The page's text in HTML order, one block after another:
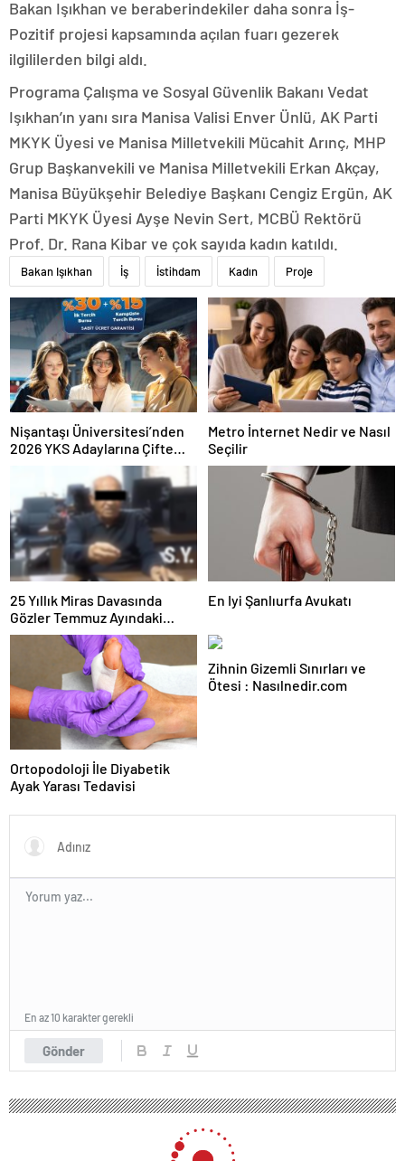
Bakan Işıkhan ve beraberindekiler daha sonra İş-
Pozitif projesi kapsamında açılan fuarı gezerek
ilgililerden bilgi aldı.
Programa Çalışma ve Sosyal Güvenlik Bakanı Vedat
Işıkhan’ın yanı sıra Manisa Valisi Enver Ünlü, AK Parti
MKYK Üyesi ve Manisa Milletvekili Mücahit Arınç, MHP
Grup Başkanvekili ve Manisa Milletvekili Erkan Akçay,
Manisa Büyükşehir Belediye Başkanı Cengiz Ergün, AK
Parti MKYK Üyesi Ayşe Nevin Sert, MCBÜ Rektörü
Prof. Dr. Rana Kibar ve çok sayıda kadın katıldı.
Bakan Işıkhan İş İstihdam Kadın Proje
Nişantaşı Üniversitesi’nden
2026 YKS Adaylarına Çifte
Güvence: Sabit Ücret ve
Kesintisiz Burs
Metro İnternet Nedir ve Nasıl
Seçilir
25 Yıllık Miras Davasında
Gözler Temmuz Ayındaki
Karar Duruşmasına Çevrildi
En Iyi Şanlıurfa Avukatı
Ortopodoloji İle Diyabetik
Ayak Yarası Tedavisi
Zihnin Gizemli Sınırları ve
Ötesi : Nasılnedir.com
Gönder
En az 10 karakter gerekli